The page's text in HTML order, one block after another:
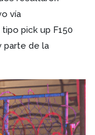
vía
pick up F150
parte de la